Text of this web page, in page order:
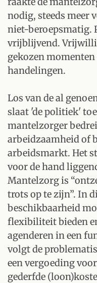
nodig, steeds meer
niet-beroepsmatig.
vrijblijvend.
gekozen
handelingen.
Los van de al
slaat 'de politiek'
mantelzorger
arbeidzaamheid of
arbeidsmarkt. Het
voor de hand
Mantelzorg is
trots op te zijn”. In
beschikbaarheid
flexibiliteit bieden
agenderen in een
volgt de
een vergoeding
gederfde